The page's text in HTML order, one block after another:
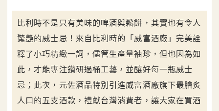
比利時不是只有美味的啤酒與鬆餅，其實也有令人
驚艷的威士忌！來自比利時的「威富酒廠」完美詮
釋了小巧精緻一詞，儘管生產量袖珍，但也因為如
此，才能專注鑽研過桶工藝，並釀好每一瓶威士
忌；此次，元佐酒品特別引進威富酒廠旗下最膾炙
人口的五支酒款，禮獻台灣消費者，讓大家在買酒